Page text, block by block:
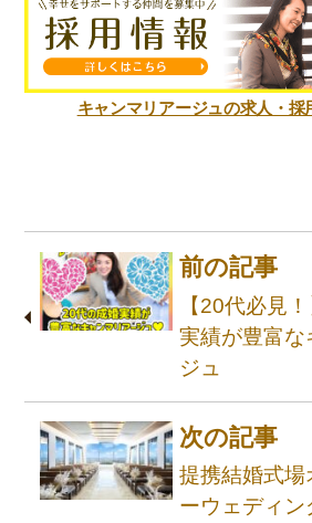
キャンマリアージュの求人・採
前の記事
【20代必見
実績が豊富な
ジュ
次の記事
提携結婚式場
ーウェディン